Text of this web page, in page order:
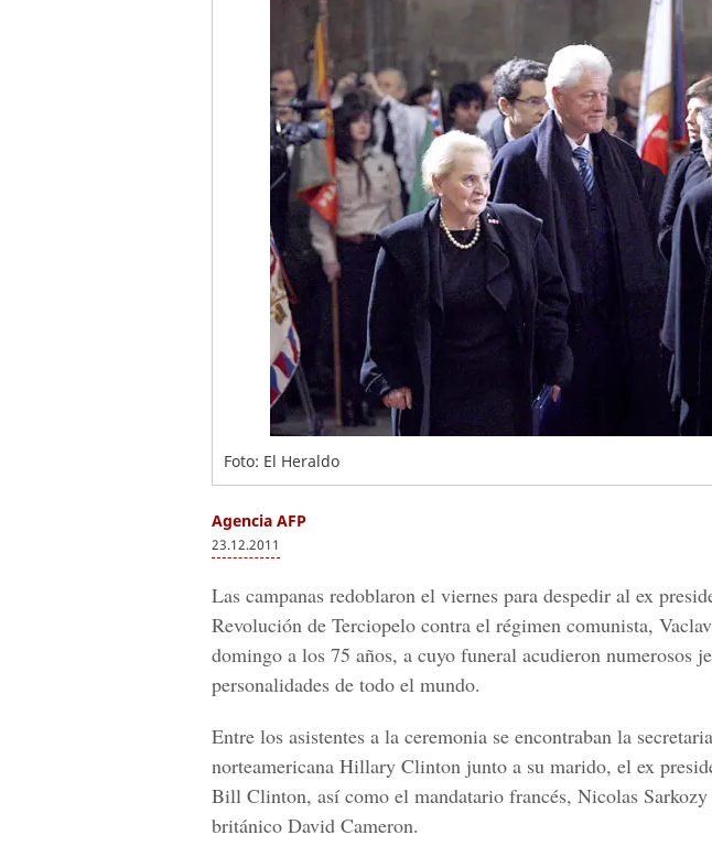
Foto: El Heraldo
Agencia AFP
23.12.2011
Las campanas redoblaron el viernes para despedir al ex
Revolución de Terciopelo contra el régimen comunista,
domingo a los 75 años, a cuyo funeral acudieron numerosos
personalidades de todo el mundo.
Entre los asistentes a la ceremonia se encontraban la
norteamericana Hillary Clinton junto a su marido, el ex
Bill Clinton, así como el mandatario francés, Nicolas
británico David Cameron.